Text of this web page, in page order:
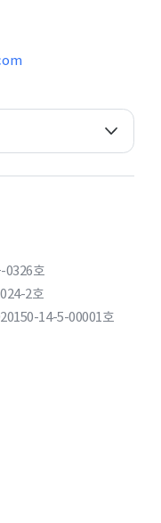
0326호
2호
14-5-00001호